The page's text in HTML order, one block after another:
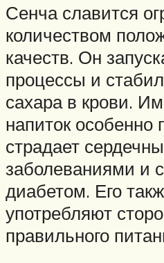
Сенча славится
количеством
качеств. Он
процессы и
сахара в крови.
напиток особенно
страдает
заболеваниями и
диабетом. Его
употребляют
правильного